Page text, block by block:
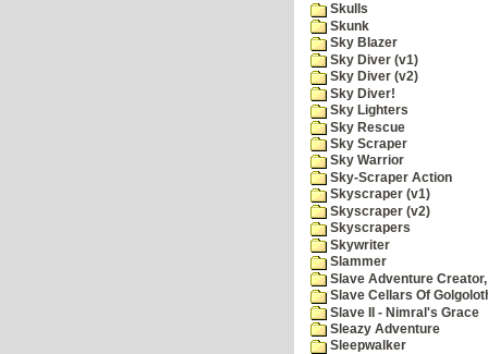
Skulls
Skunk
Sky Blazer
Sky Diver (v1)
Sky Diver (v2)
Sky Diver!
Sky Lighters
Sky Rescue
Sky Scraper
Sky Warrior
Sky-Scraper Action
Skyscraper (v1)
Skyscraper (v2)
Skyscrapers
Skywriter
Slammer
Slave Adventure Creator,
Slave Cellars Of
Slave II - Nimral's Grace
Sleazy Adventure
Sleepwalker